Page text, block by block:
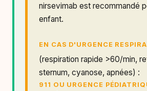
nirsevimab est recommandé
enfant.
EN CAS D'URGENCE
(respiration rapide >60/min,
sternum, cyanose, apnées) :
911 OU URGENCE